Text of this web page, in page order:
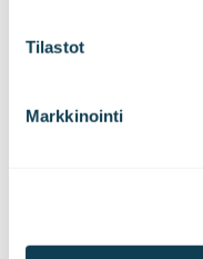
Tilastot
Markkinointi
agenttisten